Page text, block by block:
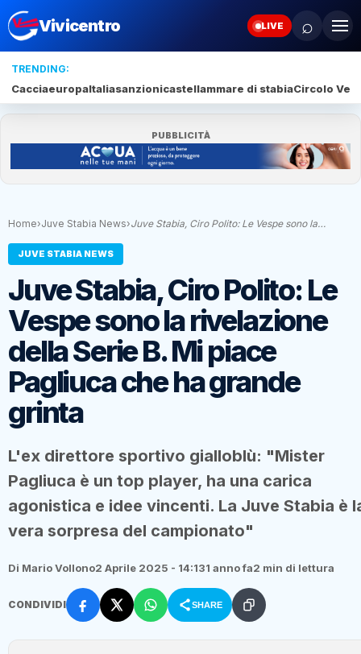
Vivicentro LIVE ⌕
TRENDING:
CacciaeuropaItaliasanzionicastellammare di stabiaCircolo
PUBBLICITÀ
Home›Juve Stabia News›Juve Stabia, Ciro Polito: Le Vespe sono la…
JUVE STABIA NEWS
Juve Stabia, Ciro Polito: Le
Vespe sono la rivelazione
della Serie B. Mi piace
Pagliuca che ha grande
grinta
L'ex direttore sportivo gialloblù: "Mister
Pagliuca è un top player, ha una carica
agonistica e idee vincenti. La Juve Stabia è
vera sorpresa del campionato"
Di Mario Vollono2 Aprile 2025 - 14:131 anno fa2 min di lettura
CONDIVIDI SHARE